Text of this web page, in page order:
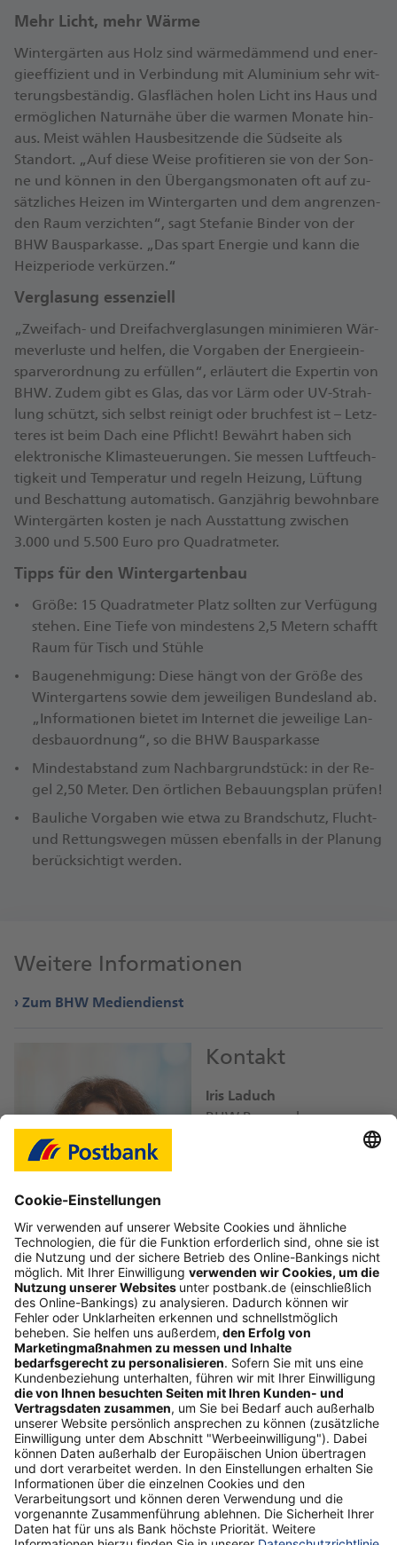
Mehr Licht, mehr Wär­me
Win­ter­gär­ten aus Holz sind wär­me­däm­mend und en­er­
gie­ef­fi­zi­ent und in Ver­bin­dung mit Alu­mi­ni­um sehr wit­
te­rungs­be­stän­dig. Glas­flä­chen ho­len Licht ins Haus und
er­mög­li­chen Na­tur­nä­he über die war­men Mo­na­te hin­
aus. Meist wäh­len Haus­be­sit­zen­de die Süd­sei­te als
Stand­ort. „Auf die­se Wei­se pro­fi­tie­ren sie von der Son­
ne und kön­nen in den Über­gangs­mo­na­ten oft auf zu­
sätz­li­ches Hei­zen im Win­ter­gar­ten und dem an­gren­zen­
den Raum ver­zich­ten“, sagt Ste­fa­nie Bin­der von der
BHW Bau­spar­kas­se. „Das spart En­er­gie und kann die
Heiz­pe­ri­ode ver­kür­zen.“
Ver­gla­sung es­sen­zi­ell
„Zwei­fach- und Drei­fach­ver­gla­sun­gen mi­ni­mie­ren Wär­
me­ver­lus­te und hel­fen, die Vor­ga­ben der En­er­gie­ein­
spar­ver­ord­nung zu er­fül­len“, er­läu­tert die Ex­per­tin von
BHW. Zu­dem gibt es Glas, das vor Lärm oder UV-Strah­
lung schützt, sich selbst rei­nigt oder bruch­fest ist – Letz­
te­res ist beim Dach ei­ne Pflicht! Be­währt ha­ben sich
elek­tro­ni­sche Kli­ma­s­teue­run­gen. Sie mes­sen Luft­feuch­
tig­keit und Tem­pe­ra­tur und re­geln Hei­zung, Lüf­tung
und Be­schat­tung au­to­ma­tisch. Ganz­jäh­rig be­wohn­ba­re
Win­ter­gär­ten kos­ten je nach Aus­stat­tung zwi­schen
3.000 und 5.500 Eu­ro pro Qua­drat­me­ter.
Tipps für den Win­ter­gar­ten­bau
Grö­ße: 15 Qua­drat­me­ter Platz soll­ten zur Ver­fü­gung
ste­hen. Ei­ne Tie­fe von min­des­tens 2,5 Me­tern schafft
Raum für Tisch und Stüh­le
Bau­ge­neh­mi­gung: Die­se hängt von der Grö­ße des
Win­ter­gar­tens so­wie dem je­wei­li­gen Bun­des­land ab.
„In­for­ma­tio­nen bie­tet im In­ter­net die je­wei­li­ge Lan­
des­bau­ord­nun­g“, so die BHW Bau­spar­kas­se
Min­dest­ab­stand zum Nach­bar­grund­stück: in der Re­
gel 2,50 Me­ter. Den ört­li­chen Be­bau­ungs­plan prü­fen!
Bau­li­che Vor­ga­ben wie et­wa zu Brand­schutz, Flucht-
und Ret­tungs­we­gen müs­sen eben­falls in der Pla­nung
be­rück­sich­tigt wer­den.
Weitere Informationen
Zum BHW Mediendienst
Kontakt
Iris Laduch
BHW Bausparkasse
Folgen Sie uns
Postbank Newsletter
E-Mail-Adresse Abonnieren